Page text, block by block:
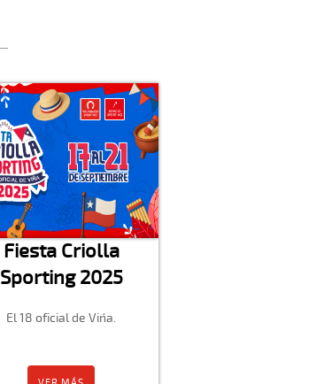
Fiesta Criolla
Sporting 2025
El 18 oficial de Viña.